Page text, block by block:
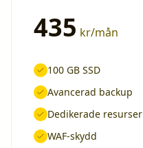
435 kr/mån
100 GB SSD
Avancerad backup
Dedikerade resurser
WAF-skydd